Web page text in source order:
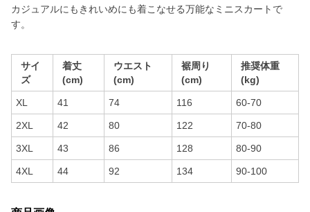
カジュアルにもきれいめにも着こなせる万能なミニスカートで
す。
サイ
ズ
着丈
(cm)
ウエスト
(cm)
裾周り
(cm)
推奨体重
(kg)
XL 41 74 116 60-70
2XL 42 80 122 70-80
3XL 43 86 128 80-90
4XL 44 92 134 90-100